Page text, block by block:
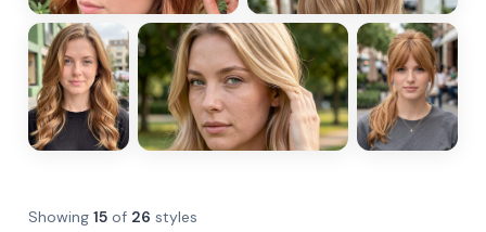
Showing 15 of 26 styles